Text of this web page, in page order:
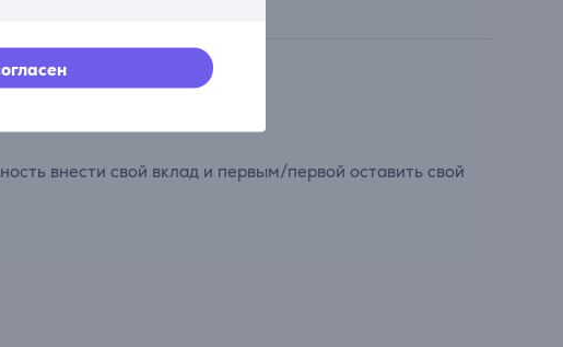
внести свой вклад и первым/первой оставить свой